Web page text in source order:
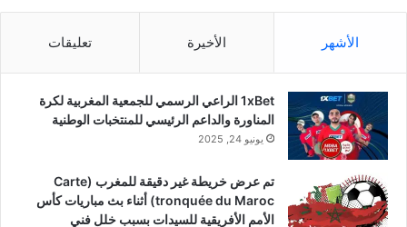
الأشهر الأخيرة تعليقات
1xBet الراعي الرسمي للجمعية المغربية لكرة
المناورة والداعم الرئيسي للمنتخبات الوطنية
يونيو 24, 2025
تم عرض خريطة غير دقيقة للمغرب (Carte
tronquée du Maroc) أثناء بث مباريات كأس
الأمم الأفريقية للسيدات بسبب خلل فني